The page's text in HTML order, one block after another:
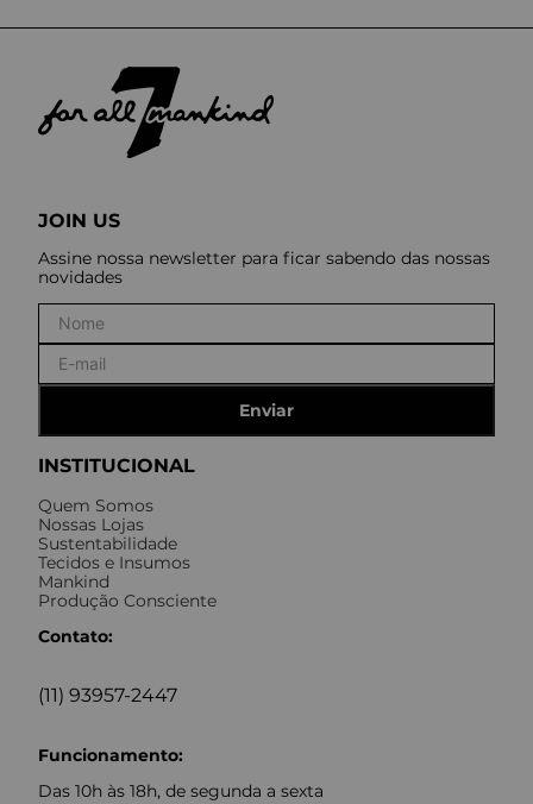
INSTITUCIONAL
Quem Somos
Nossas Lojas
Sustentabilidade
Tecidos e Insumos
Mankind
Produção Consciente
Contato:
(11) 93957-2447
Funcionamento:
Das 10h às 18h, de segunda a sexta
JOIN US
Assine nossa newsletter para ficar sabendo das nossas
novidades
Enviar